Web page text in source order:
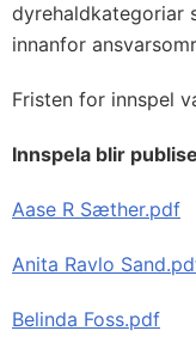
dyrehaldkategoriar
innanfor
Fristen for innspel
Innspela blir
Aase R Sæther.pdf
Anita Ravlo
Belinda Foss.pdf